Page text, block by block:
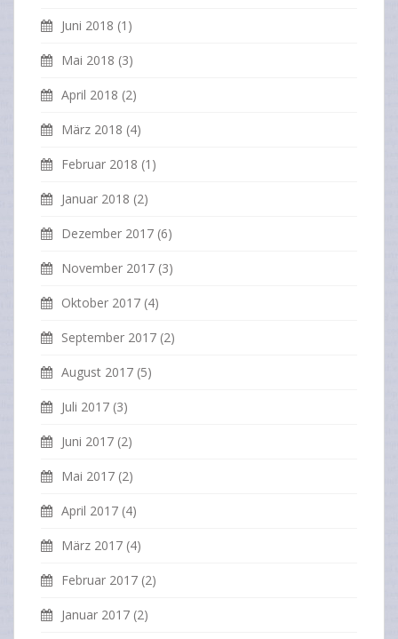
Juni 2018 (1)
Mai 2018 (3)
April 2018 (2)
März 2018 (4)
Februar 2018 (1)
Januar 2018 (2)
Dezember 2017 (6)
November 2017 (3)
Oktober 2017 (4)
September 2017 (2)
August 2017 (5)
Juli 2017 (3)
Juni 2017 (2)
Mai 2017 (2)
April 2017 (4)
März 2017 (4)
Februar 2017 (2)
Januar 2017 (2)